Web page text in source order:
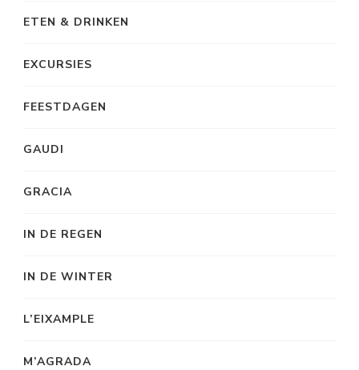
ETEN & DRINKEN
EXCURSIES
FEESTDAGEN
GAUDI
GRACIA
IN DE REGEN
IN DE WINTER
L’EIXAMPLE
M’AGRADA